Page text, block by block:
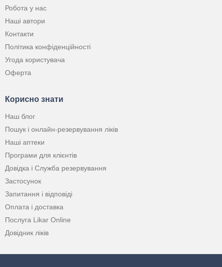
Робота у нас
Наші автори
Контакти
Політика конфіденційності
Угода користувача
Оферта
Корисно знати
Наш блог
Пошук і онлайн-резервування ліків
Наші аптеки
Програми для клієнтів
Довідка і Служба резервування
Застосунок
Запитання і відповіді
Оплата і доставка
Послуга Likar Online
Довідник ліків